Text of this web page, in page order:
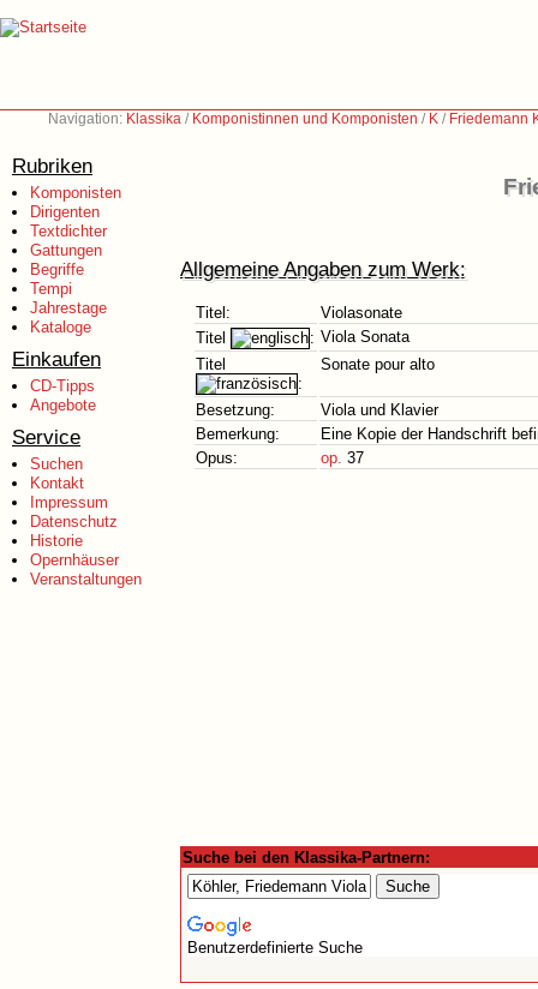
Navigation: Klassika / Komponistinnen und Komponisten / K / Friedemann
Rubriken
Komponisten
Dirigenten
Textdichter
Gattungen
Begriffe
Tempi
Jahrestage
Kataloge
Einkaufen
CD-Tipps
Angebote
Service
Suchen
Kontakt
Impressum
Datenschutz
Historie
Opernhäuser
Veranstaltungen
Allgemeine Angaben zum Werk:
Titel:
Violasonate
Titel
: Viola Sonata
Titel
:
Sonate pour alto
Besetzung:
Viola und Klavier
Bemerkung:
Eine Kopie der Handschrift
Opus:
op. 37
Suche bei den Klassika-Partnern:
Benutzerdefinierte Suche